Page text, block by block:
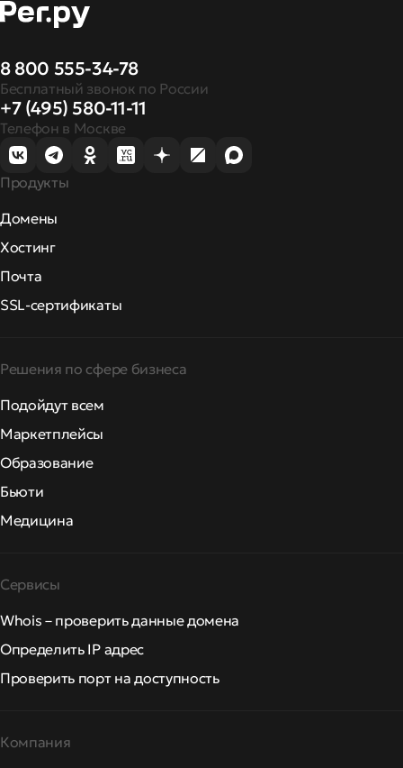
8 800 555-34-78
Бесплатный звонок по России
+7 (495) 580-11-11
Телефон в Москве
Продукты
Домены
Хостинг
Почта
SSL-сертификаты
Решения по сфере бизнеса
Подойдут всем
Маркетплейсы
Образование
Бьюти
Медицина
Сервисы
Whois – проверить данные домена
Определить IP адрес
Проверить порт на доступность
Компания